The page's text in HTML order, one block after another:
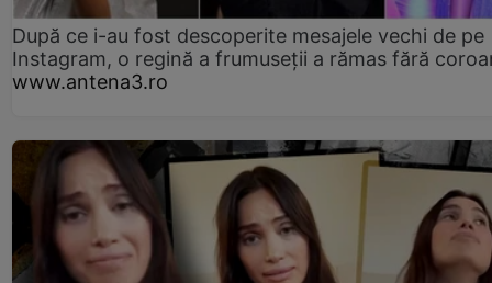
După ce i-au fost descoperite mesajele vechi de pe
Instagram, o regină a frumuseții a rămas fără
www.antena3.ro